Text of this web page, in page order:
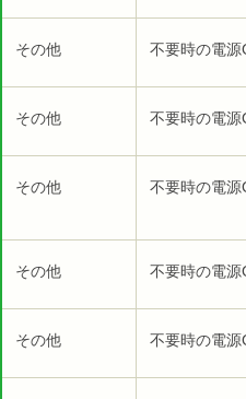
その他 不要時の電源
その他 不要時の電源
その他 不要時の電源
その他 不要時の電源
その他 不要時の電源